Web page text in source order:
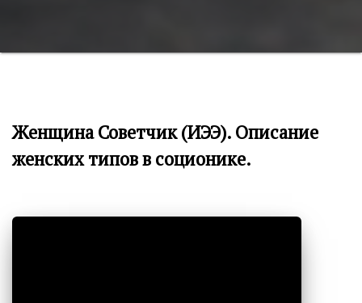
Женщина Советчик (ИЭЭ). Описание
женских типов в соционике.